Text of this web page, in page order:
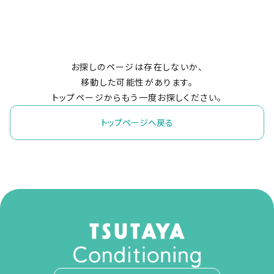
お探しのページは存在しないか、
移動した可能性があります。
トップページからもう一度お探しください。
トップページへ戻る